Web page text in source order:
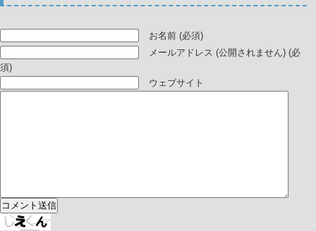
お名前 (必須)
メールアドレス (公開されません) (必
須)
ウェブサイト